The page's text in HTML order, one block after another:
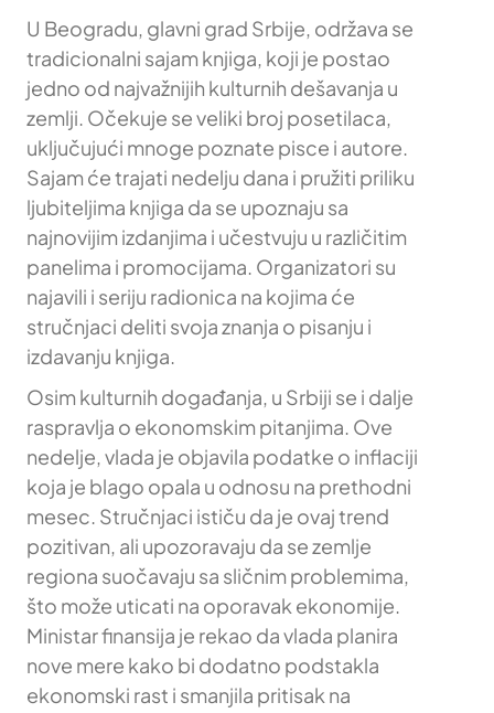
U Beogradu, glavni grad Srbije, održava se
tradicionalni sajam knjiga, koji je postao
jedno od najvažnijih kulturnih dešavanja u
zemlji. Očekuje se veliki broj posetilaca,
uključujući mnoge poznate pisce i autore.
Sajam će trajati nedelju dana i pružiti priliku
ljubiteljima knjiga da se upoznaju sa
najnovijim izdanjima i učestvuju u različitim
panelima i promocijama. Organizatori su
najavili i seriju radionica na kojima će
stručnjaci deliti svoja znanja o pisanju i
izdavanju knjiga.
Osim kulturnih događanja, u Srbiji se i dalje
raspravlja o ekonomskim pitanjima. Ove
nedelje, vlada je objavila podatke o inflaciji
koja je blago opala u odnosu na prethodni
mesec. Stručnjaci ističu da je ovaj trend
pozitivan, ali upozoravaju da se zemlje
regiona suočavaju sa sličnim problemima,
što može uticati na oporavak ekonomije.
Ministar finansija je rekao da vlada planira
nove mere kako bi dodatno podstakla
ekonomski rast i smanjila pritisak na